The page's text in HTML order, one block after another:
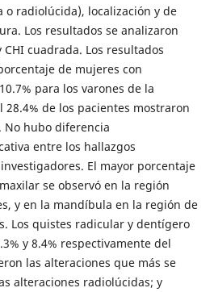
o radiolúcida), localización y de
Los resultados se analizaron
cuadrada. Los resultados
de mujeres con
para los varones de la
de los pacientes mostraron
hubo diferencia
entre los hallazgos
El mayor porcentaje
se observó en la región
y en la mandíbula en la región de
Los quistes radicular y dentígero
y 8.4% respectivamente del
las alteraciones que más se
alteraciones radiolúcidas; y